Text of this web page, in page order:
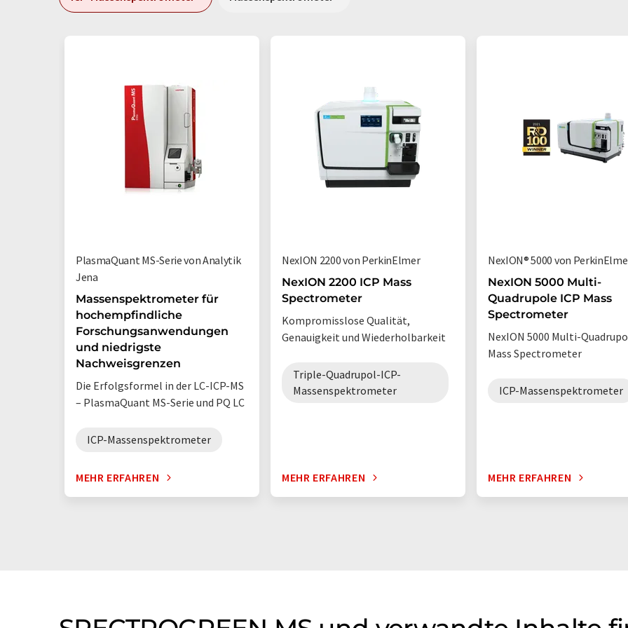
PlasmaQuant MS-Serie von Analytik
Jena
Massenspektrometer für
hochempfindliche
Forschungsanwendungen
und niedrigste
Nachweisgrenzen
Die Erfolgsformel in der LC-ICP-MS
– PlasmaQuant MS-Serie und PQ LC
ICP-Massenspektrometer
MEHR ERFAHREN
NexION 2200 von PerkinElmer
NexION 2200 ICP Mass
Spectrometer
Kompromisslose Qualität,
Genauigkeit und Wiederholbarkeit
Triple-Quadrupol-ICP-
Massenspektrometer
MEHR ERFAHREN
NexION® 5000 von
NexION 5000 Multi-
Quadrupole ICP Mass
Spectrometer
NexION 5000 Multi-
Mass Spectrometer
ICP-Massenspektrometer
MEHR ERFAHREN